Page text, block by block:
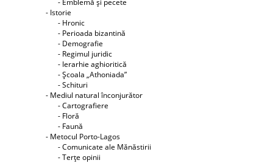
- Emblemă şi pecete
- Istorie
- Hronic
- Perioada bizantină
- Demografie
- Regimul juridic
- Ierarhie aghioritică
- Şcoala „Athoniada”
- Schituri
- Mediul natural înconjurător
- Cartografiere
- Floră
- Faună
- Metocul Porto-Lagos
- Comunicate ale Mănăstirii
- Terţe opinii